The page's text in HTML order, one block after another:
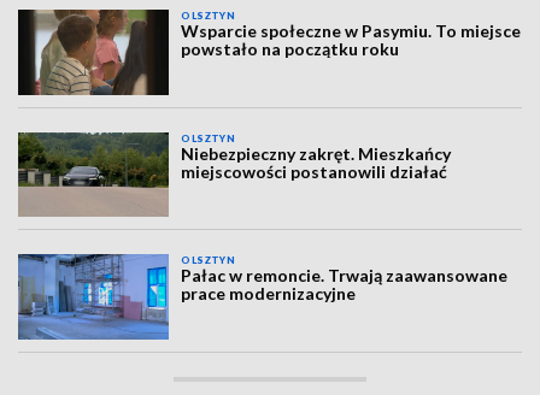
OLSZTYN
Wsparcie społeczne w Pasymiu. To miejsce
powstało na początku roku
OLSZTYN
Niebezpieczny zakręt. Mieszkańcy
miejscowości postanowili działać
OLSZTYN
Pałac w remoncie. Trwają zaawansowane
prace modernizacyjne